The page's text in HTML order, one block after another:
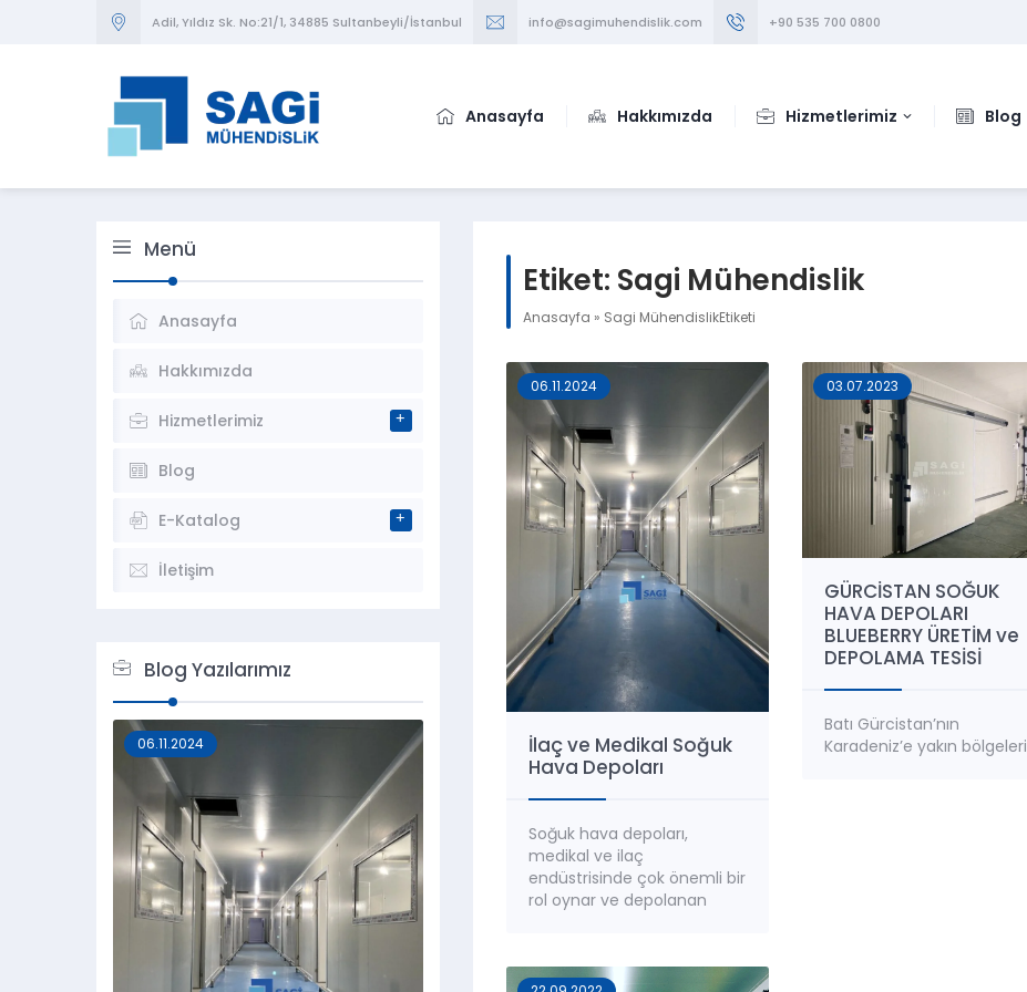
Adil, Yıldız Sk. No:21/1, 34885 Sultanbeyli/İstanbul info@sagimuhendislik.com +90 535 700 0800
Anasayfa Hakkımızda Hizmetlerimiz Blog
Etiket: Sagi Mühendislik
Anasayfa » Sagi MühendislikEtiketi
06.11.2024
İlaç ve Medikal Soğuk
Hava Depoları
Soğuk hava depoları,
medikal ve ilaç
endüstrisinde çok önemli bir
rol oynar ve depolanan
korunmasını sağlar.
03.07.2023
GÜRCİSTAN SOĞUK
HAVA DEPOLARI
BLUEBERRY ÜRETİM ve
DEPOLAMA TESİSİ
Batı Gürcistan’nın
Karadeniz’e yakın bölgeleri
Menü
Anasayfa
Hakkımızda
Hizmetlerimiz
Blog
E-Katalog
İletişim
Blog Yazılarımız
06.11.2024